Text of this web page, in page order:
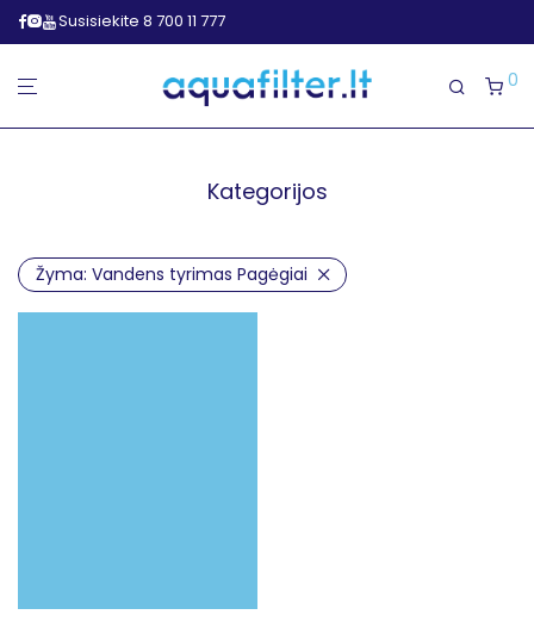
Susisiekite 8 700 11 777
0
Kategorijos
Žyma: Vandens tyrimas Pagėgiai